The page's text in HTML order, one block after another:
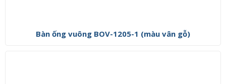
Bàn ống vuông BOV-1205-1 (màu vân gỗ)